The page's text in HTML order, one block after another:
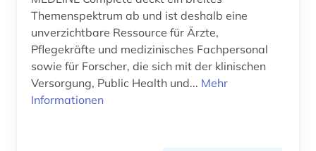
Themenspektrum ab und ist deshalb eine
unverzichtbare Ressource für Ärzte,
Pflegekräfte und medizinisches Fachpersonal
sowie für Forscher, die sich mit der klinischen
Versorgung, Public Health und... Mehr
Informationen